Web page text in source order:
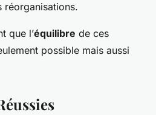
réorganisations.
que l’équilibre de ces
possible mais aussi